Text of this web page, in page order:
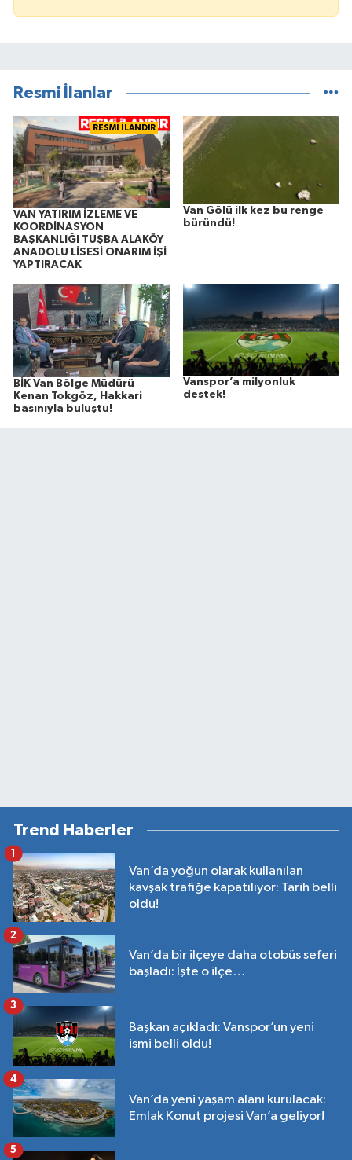
Resmi İlanlar
RESMİ İLANDIR
VAN YATIRIM İZLEME VE
KOORDİNASYON
BAŞKANLIĞI TUŞBA ALAKÖY
ANADOLU LİSESİ ONARIM İŞİ
YAPTIRACAK
Van Gölü ilk kez bu renge
büründü!
BİK Van Bölge Müdürü
Kenan Tokgöz, Hakkari
basınıyla buluştu!
Vanspor’a milyonluk
destek!
Trend Haberler
Van’da yoğun olarak kullanılan
kavşak trafiğe kapatılıyor: Tarih belli
oldu!
1
Van’da bir ilçeye daha otobüs seferi
başladı: İşte o ilçe…
2
Başkan açıkladı: Vanspor’un yeni
ismi belli oldu!
3
Van’da yeni yaşam alanı kurulacak:
Emlak Konut projesi Van’a geliyor!
4
5